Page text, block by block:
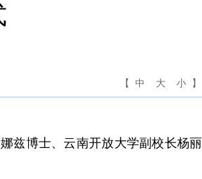
【 中 大 小 】
兹博士、云南开放大学副校长杨